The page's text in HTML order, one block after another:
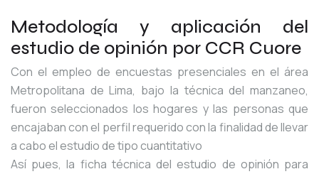
Metodología y aplicación del
estudio de opinión por CCR Cuore
Con el empleo de encuestas presenciales en el área
Metropolitana de Lima, bajo la técnica del manzaneo,
fueron seleccionados los hogares y las personas que
encajaban con el perfil requerido con la finalidad de llevar
a cabo el estudio de tipo cuantitativo
Así pues, la ficha técnica del estudio de opinión para